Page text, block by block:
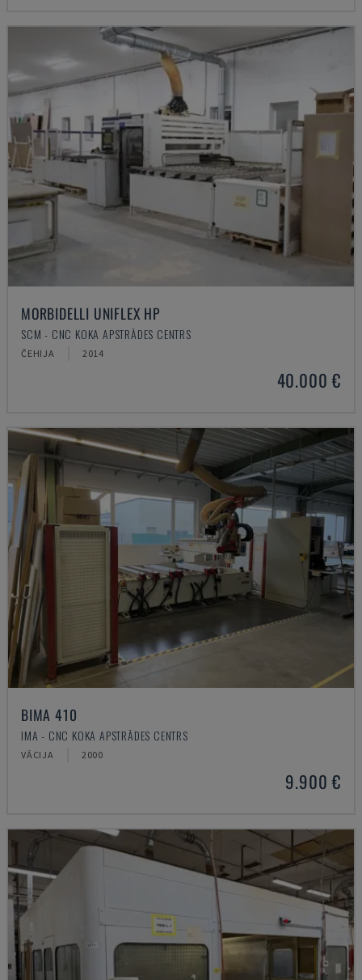
MORBIDELLI UNIFLEX HP
SCM - CNC KOKA APSTRĀDES CENTRS
ČEHIJA 2014
40.000 €
BIMA 410
IMA - CNC KOKA APSTRĀDES CENTRS
VĀCIJA 2000
9.900 €